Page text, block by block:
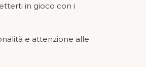
in gioco con i
e attenzione alle